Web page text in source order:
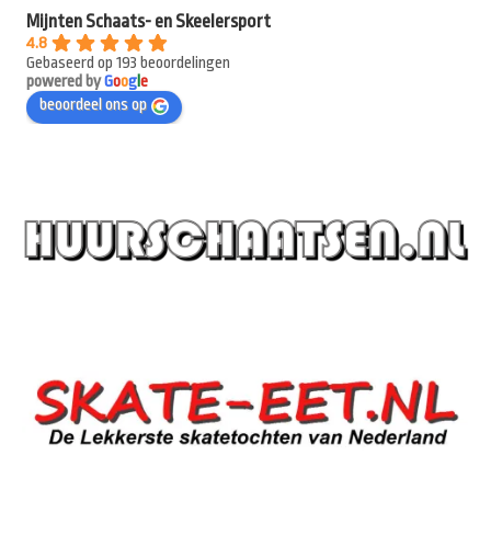
Mijnten Schaats- en Skeelersport
4.8
Gebaseerd op 193 beoordelingen
powered byGoogle
beoordeel ons op